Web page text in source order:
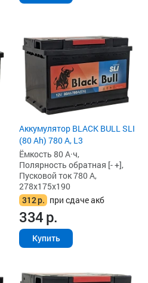
Аккумулятор BLACK BULL SLI
(80 Ah) 780 А, L3
Ёмкость 80 А·ч,
Полярность обратная [- +],
Пусковой ток 780 А,
278x175x190
312р. при сдаче акб
334р.
Купить